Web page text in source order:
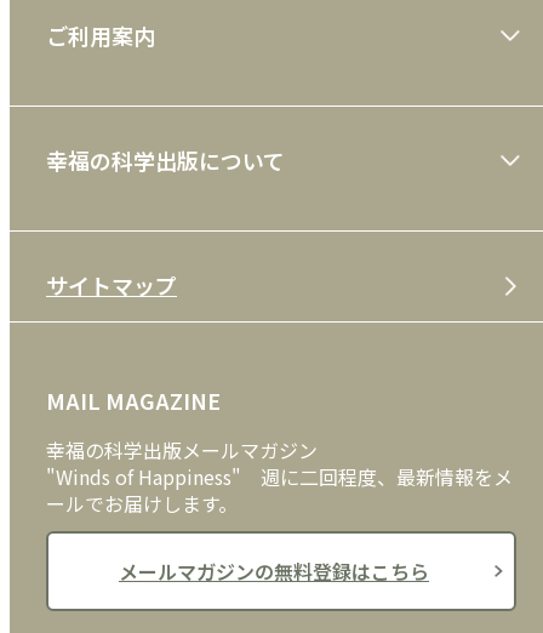
雑誌
CD
DVD・ブルーレイ
外国語
ご利用案内
利用規約
特定商取引法
プライバシーポリシー
クッキーポリシー
幸福の科学出版について
メディア・ライブラリー
サイトマップ
MAIL MAGAZINE
幸福の科学出版メールマガジン
"Winds of Happiness" 週に二回程度、最新情報をメ
ールでお届けします。
メールマガジンの無料登録はこちら